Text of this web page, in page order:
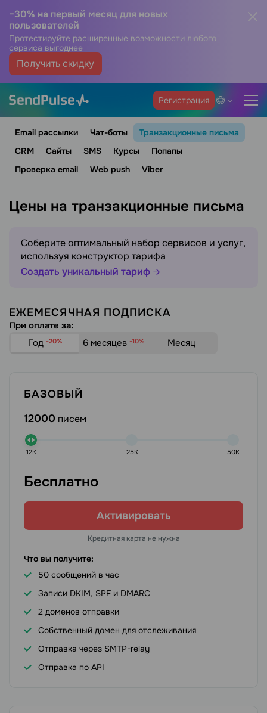
−30% на первый месяц для новых
пользователей
Протестируйте расширенные возможности любого
сервиса выгоднее
Получить скидку
Регистрация
Email рассылки Чат-боты
Транзакционные письма
CRM
Сайты SMS Курсы
Попапы
Проверка email
Web push Viber
Цены на транзакционные письма
Соберите оптимальный набор сервисов и услуг,
используя конструктор тарифа
Создать уникальный тариф
ЕЖЕМЕСЯЧНАЯ ПОДПИСКА
При оплате за:
Год -20% 6 месяцев -10% Месяц
БАЗОВЫЙ
12000 писем
12K 25K 50K
Бесплатно
Активировать
Кредитная карта не нужна
Что вы получите:
50 сообщений в час
Записи DKIM, SPF и DMARC
2 доменов отправки
Собственный домен для отслеживания
Отправка через SMTP-relay
Отправка по API